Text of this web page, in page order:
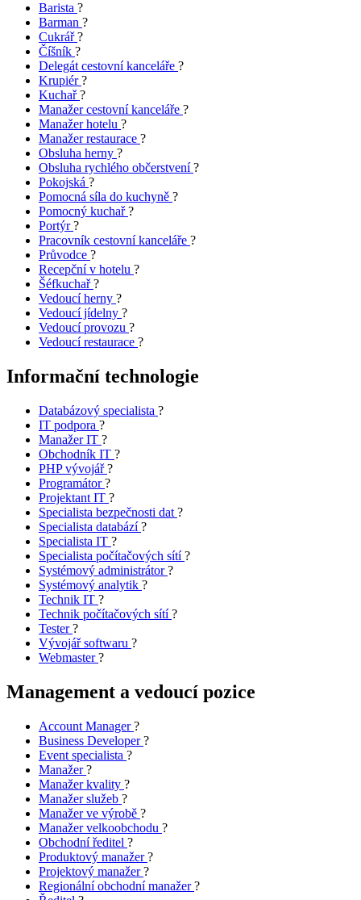
Barista ?
Barman ?
Cukrář?
Číšník ?
Delegát cestovní kanceláře ?
Krupiér?
Kuchař?
Manažer cestovní kanceláře ?
Manažer hotelu ?
Manažer restaurace ?
Obsluha herny ?
Obsluha rychlého občerstvení?
Pokojská ?
Pomocná síla do kuchyně ?
Pomocný kuchař?
Portýr?
Pracovník cestovní kanceláře ?
Průvodce ?
Recepční v hotelu ?
Šéfkuchař?
Vedoucí herny ?
Vedoucí jídelny ?
Vedoucí provozu ?
Vedoucí restaurace ?
Informační technologie
Databázový specialista ?
IT podpora ?
Manažer IT ?
Obchodník IT ?
PHP vývojář?
Programátor?
Projektant IT ?
Specialista bezpečnosti dat ?
Specialista databází?
Specialista IT ?
Specialista počítačových sítí?
Systémový administrátor?
Systémový analytik ?
Technik IT ?
Technik počítačových sítí?
Tester?
Vývojář softwaru ?
Webmaster?
Management a vedoucí pozice
Account Manager?
Business Developer?
Event specialista ?
Manažer?
Manažer kvality ?
Manažer služeb ?
Manažer ve výrobě ?
Manažer velkoobchodu ?
Obchodní ředitel ?
Produktový manažer?
Projektový manažer?
Regionální obchodní manažer?